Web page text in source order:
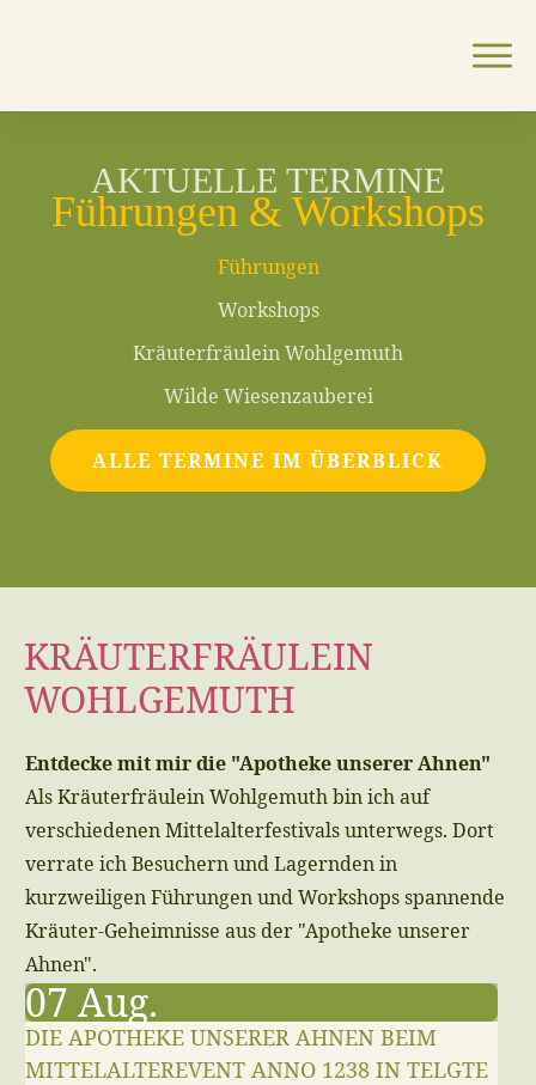
AKTUELLE TERMINE
Führungen & Workshops
Führungen
Workshops
Kräuterfräulein Wohlgemuth
Wilde Wiesenzauberei
ALLE TERMINE IM ÜBERBLICK
KRÄUTERFRÄULEIN
WOHLGEMUTH
Entdecke mit mir die "Apotheke unserer Ahnen"
Als Kräuterfräulein Wohlgemuth bin ich auf
verschiedenen Mittelalterfestivals unterwegs. Dort
verrate ich Besuchern und Lagernden in
kurzweiligen Führungen und Workshops spannende
Kräuter-Geheimnisse aus der "Apotheke unserer
Ahnen".
07 Aug.
DIE APOTHEKE UNSERER AHNEN BEIM
MITTELALTEREVENT ANNO 1238 IN TELGTE